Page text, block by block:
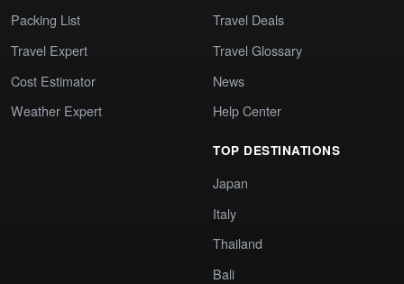
Packing List
Travel Expert
Cost Estimator
Weather Expert
Travel Deals
Travel Glossary
News
Help Center
TOP DESTINATIONS
Japan
Italy
Thailand
Bali